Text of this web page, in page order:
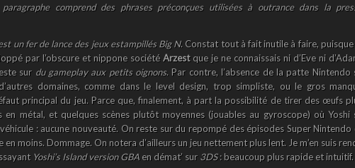
comprend des phrases préconçues utilisées à outrance dans la
un fer de lance des jeux estampillés Big N. Constat tout à fait inutile à faire, puisque
par l’obscure et nippone sociétéArzestque je ne connaissais ni d’Eve ni
sur du gameplay aux petits oignons. Par contre, l’absence de la patte Nintendo
domaines, comme dans le level design, trop simpliste, ou le gros
principal du jeu. Parce que, finalement, à part la possibilité de tirer des œufs
en métal, et quelques scènes plutôt moyennes (jouables au gyroscope) où Yoshi
: aucune nouveauté. On reste sur du repompé des épisodes Super Nintendo
en moins. Dommage. On notera d’ailleurs un jeu nettement plus lent. Je m’en suis
Yoshi’s Island version GBA en démat’ sur3DS: beaucoup plus rapide et intuitif.